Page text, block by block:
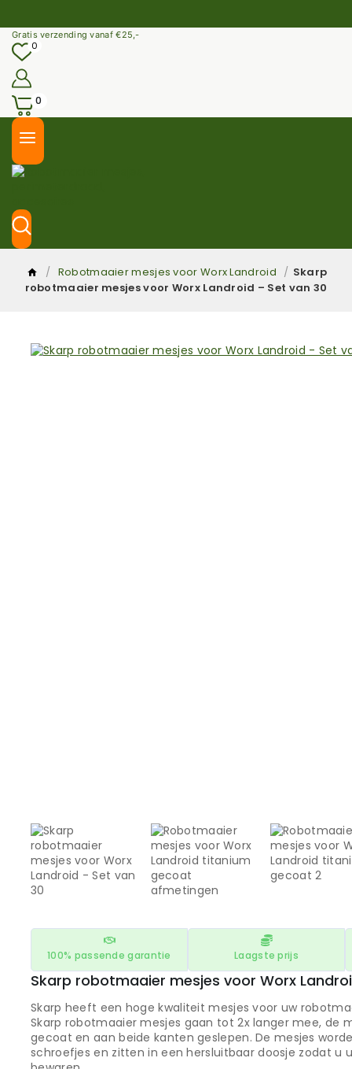
Gratis verzending vanaf €25,-
0
0
/ Robotmaaier mesjes voor Worx Landroid / Skarp
robotmaaier mesjes voor Worx Landroid – Set van 30
100% passende garantie Laagste prijs
Skarp robotmaaier mesjes voor Worx
Skarp heeft een hoge kwaliteit mesjes voor uw
Skarp robotmaaier mesjes gaan tot 2x langer mee, de
gecoat en aan beide kanten geslepen. De mesjes
schroefjes en zitten in een hersluitbaar doosje zodat u